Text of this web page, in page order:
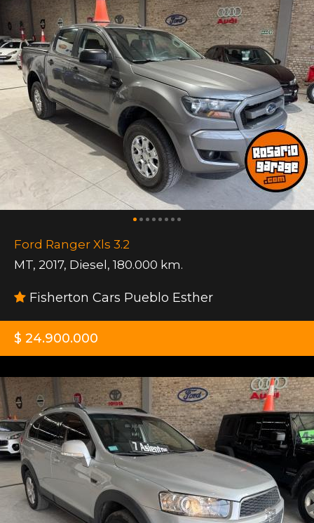
Ford Ranger Xls 3.2
MT, 2017, Diesel, 180.000 km.
Fisherton Cars Pueblo Esther
$ 24.900.000